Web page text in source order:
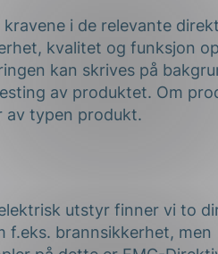
i de relevante
kvalitet og funksjon
kan skrives på
av produktet. Om
av typen produkt.
utstyr finner vi to
f.eks. brannsikkerhet, men